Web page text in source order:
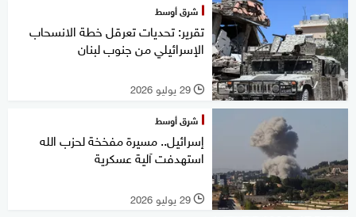
شرق أوسط
تقرير: تحديات تعرقل خطة الانسحاب
الإسرائيلي من جنوب لبنان
l 29 يوليو 2026
شرق أوسط
إسرائيل.. مسيرة مفخخة لحزب الله
استهدفت آلية عسكرية
l 29 يوليو 2026